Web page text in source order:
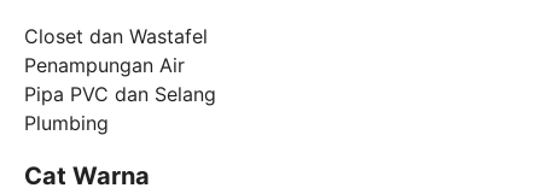
Closet dan Wastafel
Penampungan Air
Pipa PVC dan Selang
Plumbing
Cat Warna